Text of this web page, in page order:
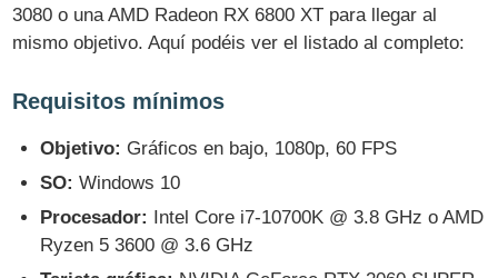
3080 o una AMD Radeon RX 6800 XT para llegar al
mismo objetivo. Aquí podéis ver el listado al completo:
Requisitos mínimos
Objetivo: Gráficos en bajo, 1080p, 60 FPS
SO: Windows 10
Procesador: Intel Core i7-10700K @ 3.8 GHz o AMD
Ryzen 5 3600 @ 3.6 GHz